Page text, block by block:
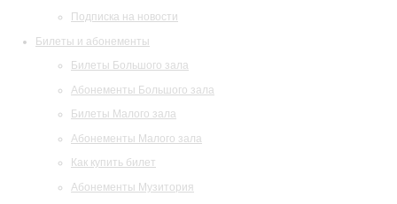
Подписка на новости
Билеты и абонементы
Билеты Большого зала
Абонементы Большого зала
Билеты Малого зала
Абонементы Малого зала
Как купить билет
Абонементы Музитория